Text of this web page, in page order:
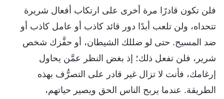
فلن تكون قادرًا مرة أخرى على ارتكاب أفعال شريرة
تتحداه، ولن تلعب أبدًا دور قائد كاذب أو عامل كاذب أو
ضد المسيح. حتى لو ضللك الشيطان، أو حفَّزك شخص
شرير، فلن تفعل ذلك؛ إذ بغض النظر عمَّن يحاول
إرغامك، فأنت لا تزال غير قادر على التصرُّف بهذه
الطريقة. عندما يربح الناس الحق ويصير حياتهم،